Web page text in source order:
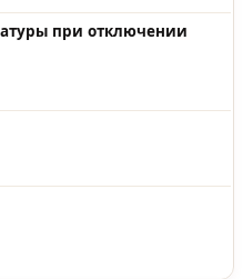
при отключении